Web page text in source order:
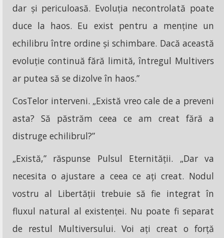
dar și periculoasă. Evoluția necontrolată poate
duce la haos. Eu exist pentru a menține un
echilibru între ordine și schimbare. Dacă această
evoluție continuă fără limită, întregul Multivers
ar putea să se dizolve în haos.”
CosTelor interveni. „Există vreo cale de a preveni
asta? Să păstrăm ceea ce am creat fără a
distruge echilibrul?”
„Există,” răspunse Pulsul Eternității. „Dar va
necesita o ajustare a ceea ce ați creat. Nodul
vostru al Libertății trebuie să fie integrat în
fluxul natural al existenței. Nu poate fi separat
de restul Multiversului. Voi ați creat o forță